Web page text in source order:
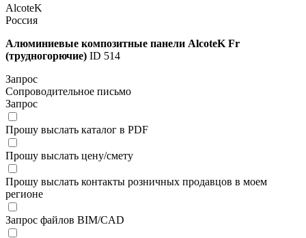
AlcoteK
Россия
Алюминиевые композитные панели AlcoteK Fr
(трудногорючие) ID 514
Запрос
Сопроводительное письмо
Запрос
Прошу выслать каталог в PDF
Прошу выслать цену/смету
Прошу выслать контакты розничных продавцов в моем
регионе
Запрос файлов BIM/CAD